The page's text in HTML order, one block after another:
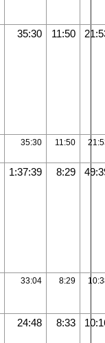
35:30 11:50
35:30 11:50
1:37:39 8:29
33:04 8:29
24:48 8:33